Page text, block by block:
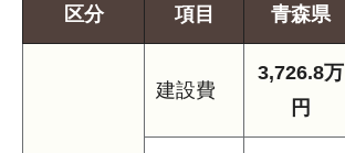
区分 項目 青森県
建設費
3,726.8万
円